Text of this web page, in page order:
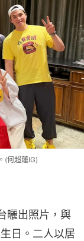
(何超蓮IG)
曬出照片，與
日。二人以居